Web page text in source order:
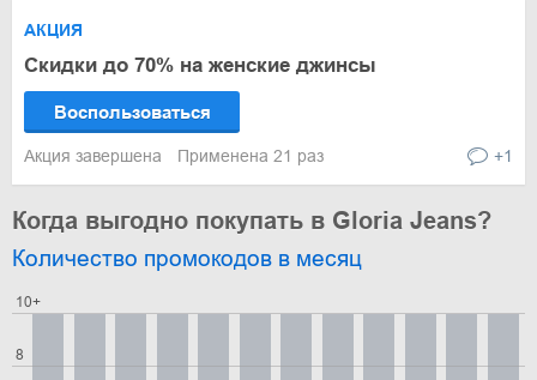
АКЦИЯ
Скидки до 70% на женские джинсы
Воспользоваться
Акция завершена Применена 21 раз +1
Когда выгодно покупать в Gloria Jeans?
Количество промокодов в месяц
8
10+